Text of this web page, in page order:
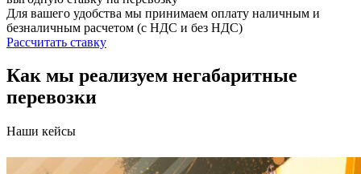
Для вашего удобства мы принимаем оплату наличным и
безналичным расчетом (с НДС и без НДС)
Рассчитать ставку
Как мы реализуем негабаритные
перевозки
Наши кейсы